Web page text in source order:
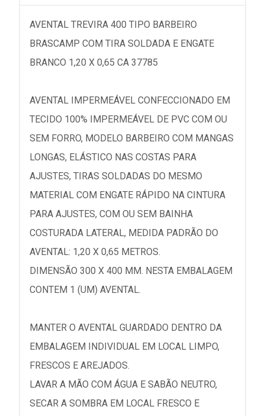
AVENTAL TREVIRA 400 TIPO BARBEIRO
BRASCAMP COM TIRA SOLDADA E ENGATE
BRANCO 1,20 X 0,65 CA 37785
AVENTAL IMPERMEÁVEL CONFECCIONADO EM
TECIDO 100% IMPERMEÁVEL DE PVC COM OU
SEM FORRO, MODELO BARBEIRO COM MANGAS
LONGAS, ELÁSTICO NAS COSTAS PARA
AJUSTES, TIRAS SOLDADAS DO MESMO
MATERIAL COM ENGATE RÁPIDO NA CINTURA
PARA AJUSTES, COM OU SEM BAINHA
COSTURADA LATERAL, MEDIDA PADRÃO DO
AVENTAL: 1,20 X 0,65 METROS.
DIMENSÃO 300 X 400 MM. NESTA EMBALAGEM
CONTEM 1 (UM) AVENTAL.
MANTER O AVENTAL GUARDADO DENTRO DA
EMBALAGEM INDIVIDUAL EM LOCAL LIMPO,
FRESCOS E AREJADOS.
LAVAR A MÃO COM ÁGUA E SABÃO NEUTRO,
SECAR A SOMBRA EM LOCAL FRESCO E